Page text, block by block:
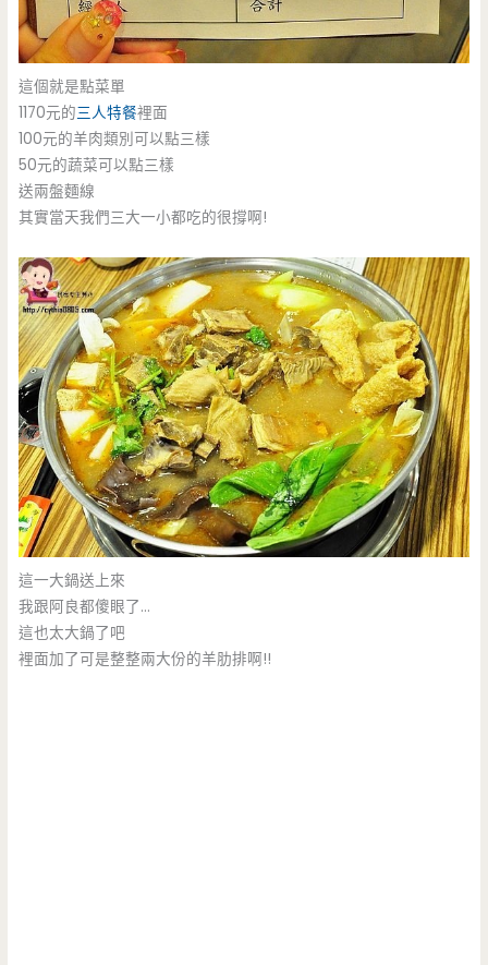
這個就是點菜單
1170元的三人特餐裡面
100元的羊肉類別可以點三樣
50元的蔬菜可以點三樣
送兩盤麵線
其實當天我們三大一小都吃的很撐啊!
這一大鍋送上來
我跟阿良都傻眼了…
這也太大鍋了吧
裡面加了可是整整兩大份的羊肋排啊!!